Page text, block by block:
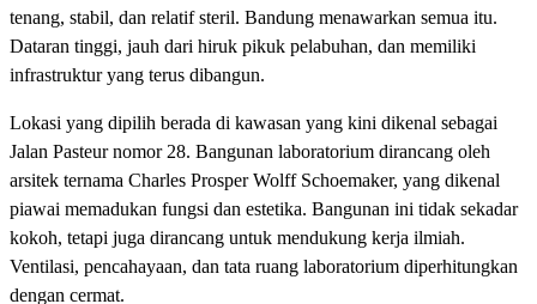
tenang, stabil, dan relatif steril. Bandung menawarkan semua itu.
Dataran tinggi, jauh dari hiruk pikuk pelabuhan, dan memiliki
infrastruktur yang terus dibangun.
Lokasi yang dipilih berada di kawasan yang kini dikenal sebagai
Jalan Pasteur nomor 28. Bangunan laboratorium dirancang oleh
arsitek ternama Charles Prosper Wolff Schoemaker, yang dikenal
piawai memadukan fungsi dan estetika. Bangunan ini tidak sekadar
kokoh, tetapi juga dirancang untuk mendukung kerja ilmiah.
Ventilasi, pencahayaan, dan tata ruang laboratorium diperhitungkan
dengan cermat.